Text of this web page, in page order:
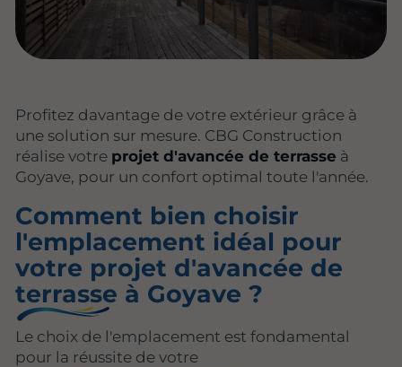
Profitez davantage de votre extérieur grâce à
une solution sur mesure. CBG Construction
réalise votre projet d'avancée de terrasse à
Goyave, pour un confort optimal toute l'année.
Comment bien choisir
l'emplacement idéal pour
votre projet d'avancée de
terrasse à Goyave ?
Le choix de l'emplacement est fondamental
pour la réussite de votre